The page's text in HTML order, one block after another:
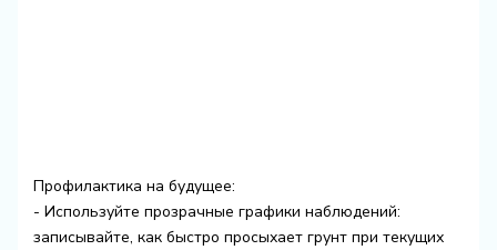
Профилактика на будущее:
- Используйте прозрачные графики наблюдений:
записывайте, как быстро просыхает грунт при текущих